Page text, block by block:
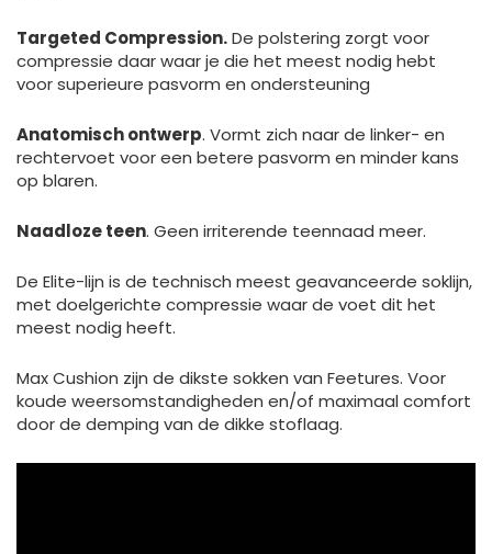
Targeted Compression.De polstering zorgt voor
compressie daar waar je die het meest nodig hebt
voor superieure pasvorm en ondersteuning
Anatomisch ontwerp. Vormt zich naar de linker- en
rechtervoet voor een betere pasvorm en minder kans
op blaren.
Naadloze teen. Geen irriterende teennaad meer.
De Elite-lijn is de technisch meest geavanceerde soklijn,
met doelgerichte compressie waar de voet dit het
meest nodig heeft.
Max Cushion zijn de dikste sokken van Feetures. Voor
koude weersomstandigheden en/of maximaal comfort
door de demping van de dikke stoflaag.